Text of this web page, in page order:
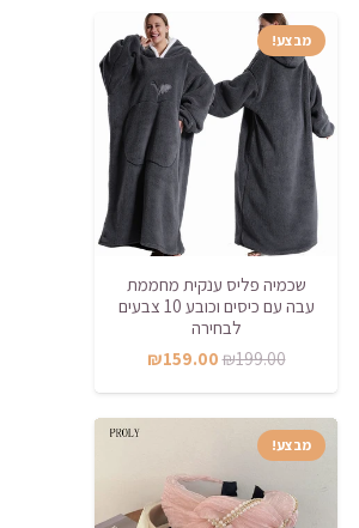
₪62.22.
הוא:
₪39.78.
מבצע!
שכמיה פליס ענקית מחממת
עבה עם כיסים וכובע 10 צבעים
לבחירה
₪199.00
המחיר
המקורי
היה:
₪159.00
הנוכחי
הוא:
מבצע!